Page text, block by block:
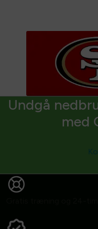
Undgå
med